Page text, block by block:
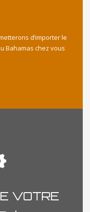
d’importer le
Bahamas chez vous
VOTRE